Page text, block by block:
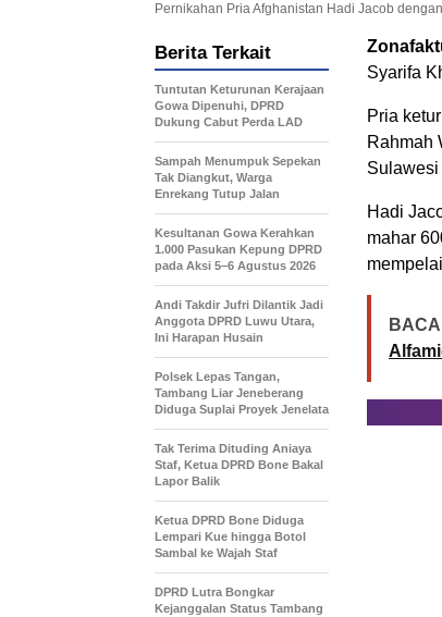
Pernikahan Pria Afghanistan Hadi Jacob
Syarifa
Pria
Rahmah
Sulawesi
Hadi
mahar
Berita Terkait
Tuntutan Keturunan Kerajaan
Gowa Dipenuhi, DPRD
Dukung Cabut Perda LAD
Sampah Menumpuk Sepekan
Tak Diangkut, Warga
Enrekang Tutup Jalan
Kesultanan Gowa Kerahkan
1.000 Pasukan Kepung DPRD
pada Aksi 5–6 Agustus 2026
Andi Takdir Jufri Dilantik Jadi
Anggota DPRD Luwu Utara,
Ini Harapan Husain
Polsek Lepas Tangan,
Tambang Liar Jeneberang
Diduga Suplai Proyek Jenelata
Tak Terima Dituding Aniaya
Staf, Ketua DPRD Bone Bakal
Lapor Balik
Ketua DPRD Bone Diduga
Lempari Kue hingga Botol
Sambal ke Wajah Staf
DPRD Lutra Bongkar
Kejanggalan Status Tambang